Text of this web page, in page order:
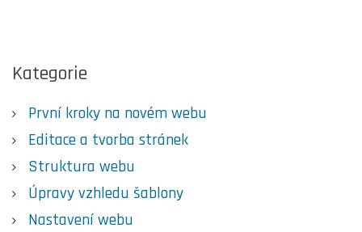
Kategorie
První kroky na novém webu
Editace a tvorba stránek
Struktura webu
Úpravy vzhledu šablony
Nastavení webu